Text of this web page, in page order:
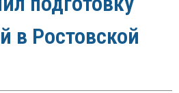
в Ростовской